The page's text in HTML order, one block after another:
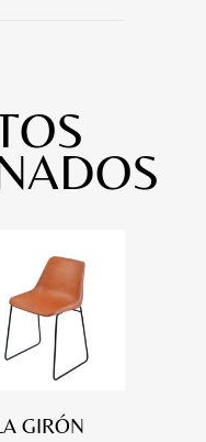
GIRÓN